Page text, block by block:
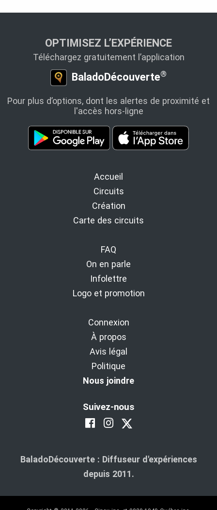
OPTIMISEZ L’EXPÉRIENCE
Téléchargez gratuitement l’application
BaladoDécouverte®
Pour plus d’options, dont les alertes de proximité et
l'accès hors-ligne
Accueil
Circuits
Création
Carte des circuits
FAQ
On en parle
Infolettre
Logo et promotion
Connexion
À propos
Avis légal
Politique
Nous joindre
Suivez-nous
BaladoDécouverte : Diffuseur d'expériences
depuis 2011.